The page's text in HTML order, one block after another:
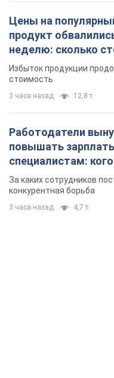
Цены на
продукт
неделю: сколько
Избыток продукции
стоимость
3 часа назад 12,8 т.
Работодатели
повышать
специалистам:
не хватает на
За каких сотрудников
конкурентная борьба
3 часа назад 4,7 т.